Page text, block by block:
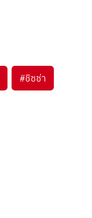
#ชิซซ่า